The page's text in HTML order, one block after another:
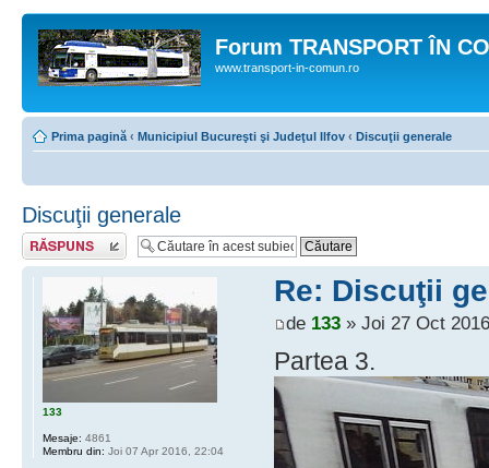
Forum TRANSPORT ÎN
www.transport-in-comun.ro
Prima pagină ‹ Municipiul Bucureşti şi Judeţul Ilfov ‹ Discuţii generale
Discuţii generale
Răspunde
Re: Discuţii
de 133» Joi 27 Oct
Partea 3.
133
Mesaje: 4861
Membru din: Joi 07 Apr 2016, 22:04